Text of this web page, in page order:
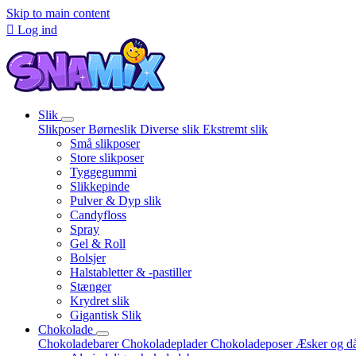
Skip to main content
 Log ind
Slik
SlikposerBørneslik Diverse slik Ekstremt slik
Små slikposer
Store slikposer
Tyggegummi
Slikkepinde
Pulver & Dyp slik
Candyfloss
Spray
Gel & Roll
Bolsjer
Halstabletter & -pastiller
Stænger
Krydret slik
Gigantisk Slik
Chokolade
ChokoladebarerChokoladepladerChokoladeposer Æsker og